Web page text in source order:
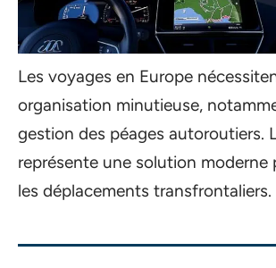
Les voyages en Europe
organisation minutieuse,
gestion des péages autoroutiers.
représente une solution moderne
les déplacements transfrontaliers.